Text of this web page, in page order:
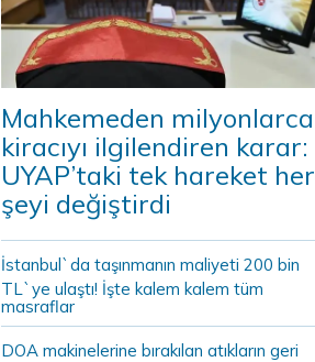
Mahkemeden milyonlarca
kiracıyı ilgilendiren karar:
UYAP’taki tek hareket her
şeyi değiştirdi
İstanbul`da taşınmanın maliyeti 200 bin
TL`ye ulaştı! İşte kalem kalem tüm
masraflar
DOA makinelerine bırakılan atıkların geri